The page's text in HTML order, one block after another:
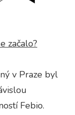
začalo?
v Praze byl
Febio.